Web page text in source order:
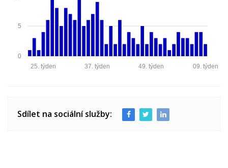
0
5
09. týden
49. týden
37. týden
25. týden
Sdílet na sociální služby: